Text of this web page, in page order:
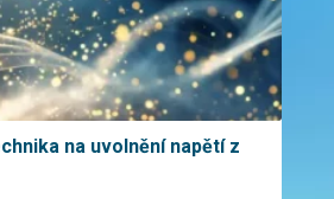
na uvolnění napětí z